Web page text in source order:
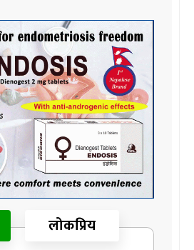
लोकप्रिय